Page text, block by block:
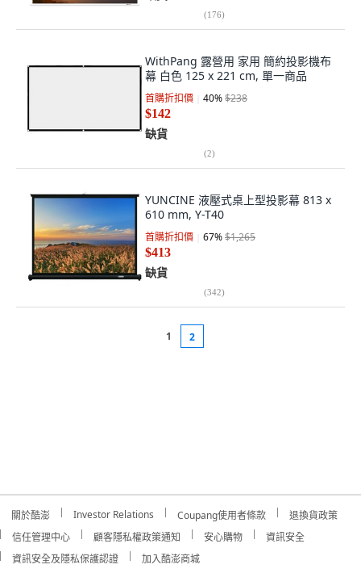
(176)
WithPang 露營用 家用 簡約投影機布
幕 白色 125 x 221 cm, 單一商品
首購折扣價 40%$238
$142
缺貨
(2)
YUNCINE 液壓式桌上型投影幕 813 x
610 mm, Y-T40
首購折扣價 67%$1,265
$413
缺貨
(342)
1 2
關於酷澎 Investor Relations Coupang使用者條款
退換貨政策
信任管理中心
顧客隱私權政策通知 安心購物
資訊安全
資訊安全及隱私保護認證
加入酷澎商城